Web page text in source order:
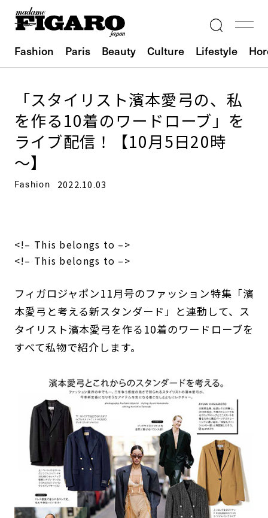
Fashion Paris Beauty Culture Lifestyle
「スタイリスト濱本愛弓の、私
を作る10着のワードローブ」を
ライブ配信！【10月5日20時
～】
Fashion 2022.10.03
<!– This belongs to –>
<!– This belongs to –>
フィガロジャポン11月号のファッション特集「濱
本愛弓と考える新スタンダード」と連動して、ス
タイリスト濱本愛弓を作る10着のワードローブを
すべて私物で紹介します。